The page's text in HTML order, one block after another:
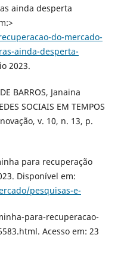
ainda desperta
do-mercado-
ainda-desperta-
2023.
BARROS, Janaina
SOCIAIS EM TEMPOS
v. 10, n. 13, p.
para recuperação
Disponível em:
pesquisas-e-
para-recuperacao-
Acesso em: 23